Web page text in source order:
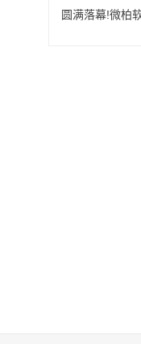
好空间的美好
圆满落幕!微柏